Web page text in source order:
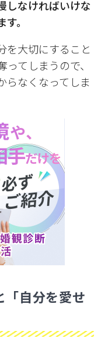
しなければいけな
。
を大切にすること
ってしまうので、
らなくなってしま
「自分を愛せ